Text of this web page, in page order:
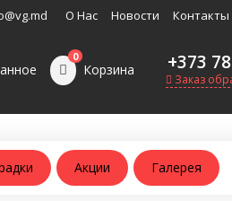
О Нас Новости Контакты
Корзина
0 +373
Заказ
Акции Галерея